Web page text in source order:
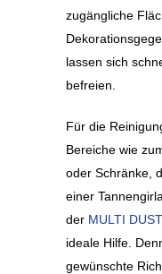
zugängliche
lassen sich
befreien.
Für die
Bereiche wie
oder Schränke,
einer
der MULTI
ideale Hilfe.
gewünschte